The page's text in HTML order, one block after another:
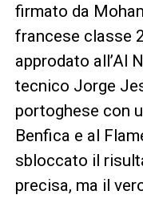
firmato da
francese classe
approdato all’Al
tecnico Jorge
portoghese con
Benfica e al
sbloccato il
precisa, ma il